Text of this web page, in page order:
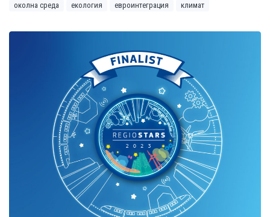
околна среда екология евроинтеграция климат